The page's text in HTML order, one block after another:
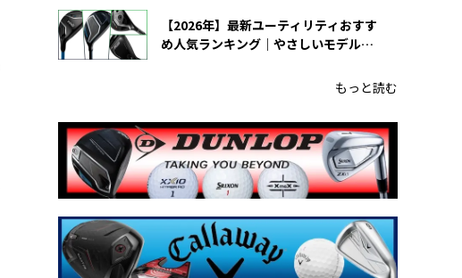
【2026年】最新ユーティリティおすす
め人気ランキング｜やさしいモデルの
もっと読む